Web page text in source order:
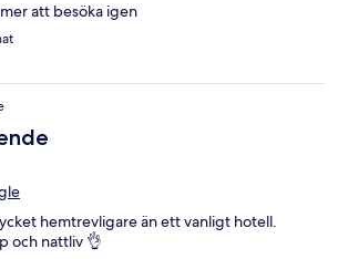
att besöka igen
hemtrevligare än ett vanligt hotell.
och nattliv 👌